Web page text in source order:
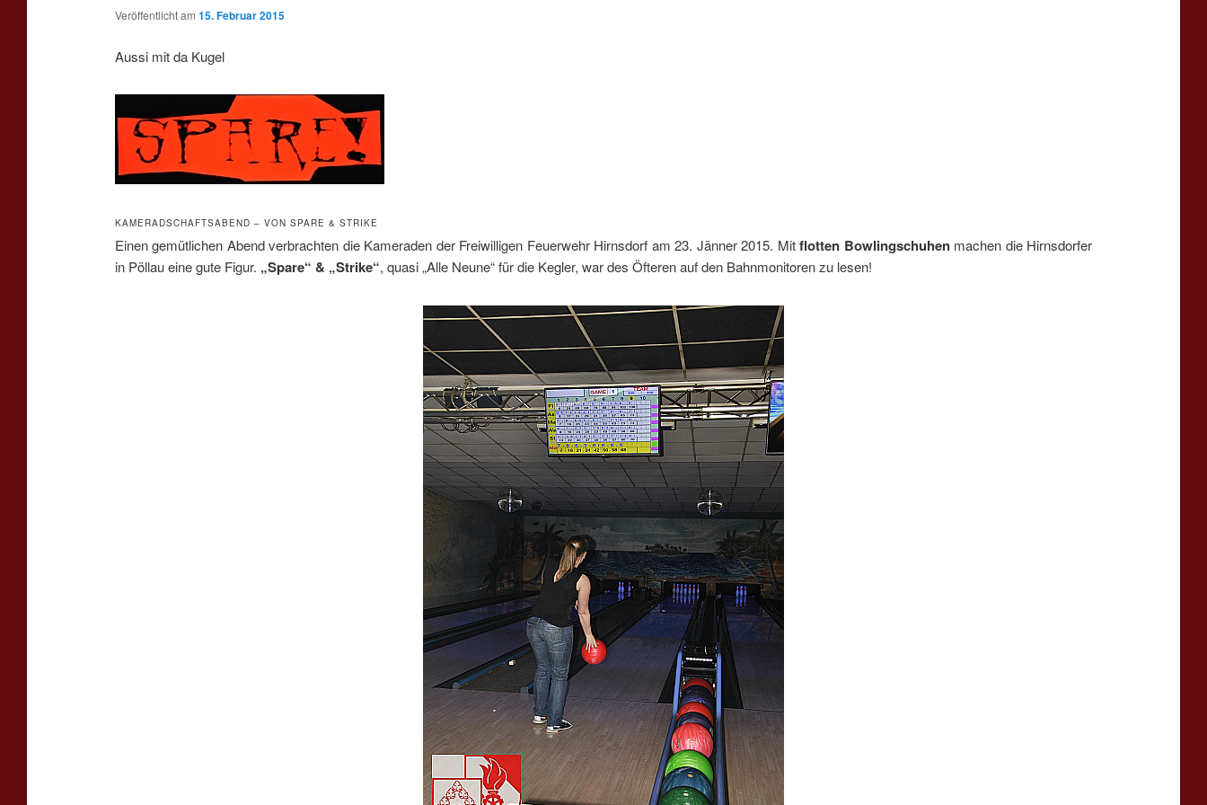
Veröffentlicht am 15. Februar 2015
Aussi mit da Kugel
KAMERADSCHAFTSABEND – VON SPARE & STRIKE
Einen gemütlichen Abend verbrachten die Kameraden der Freiwilligen Feuerwehr Hirnsdorf am 23. Jänner 2015. Mitflotten Bowlingschuhenmachen die Hirnsdorfer
in Pöllau eine gute Figur. „Spare“ & „Strike“, quasi „Alle Neune“ für die Kegler, war des Öfteren auf den Bahnmonitoren zu lesen!